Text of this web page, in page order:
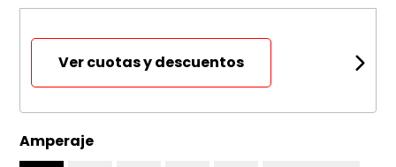
Ver cuotas y descuentos
Amperaje